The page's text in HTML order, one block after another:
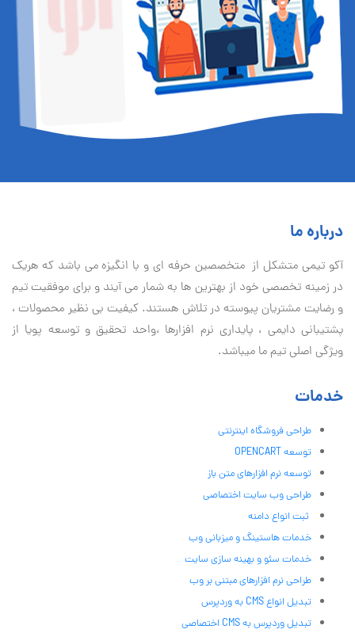
درباره ما
آكو تيمی متشکل از متخصصین حرفه ای و با انگیزه می باشد که هریک
در زمینه تخصصی خود از بهترین ها به شمار می آیند و برای موفقیت تيم
و رضایت مشتریان پیوسته در تلاش هستند. کیفیت بی نظير محصولات ،
پشتیبانی دايمی ، پایداری نرم افزارها ،واحد تحقیق و توسعه پویا از
ویژگی اصلی تیم ما میباشد.
خدمات
طراحی فروشگاه اینترنتی
توسعه OPENCART
توسعه نرم افزارهای متن باز
طراحی وب سایت اختصاصی
ثبت انواع دامنه
خدمات هاستینگ و میزبانی وب
خدمات سئو و بهینه سازی سایت
طراحی نرم افزارهای مبتنی بر وب
تبدیل انواع CMS به وردپرس
تبدیل وردپرس به CMS اختصاصی